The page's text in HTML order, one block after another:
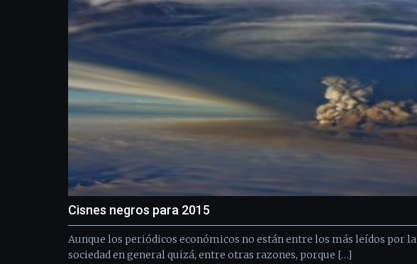
Cisnes negros para 2015
Aunque los periódicos económicos no están entre los más leídos por la
sociedad en general quizá, entre otras razones, porque […]